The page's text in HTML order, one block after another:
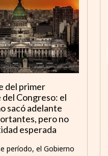
del primer
Congreso: el
sacó adelante
pero no
esperada
período, el Gobierno